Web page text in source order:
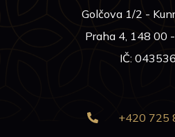
Golčova 1/2 -
Praha 4, 148 00
IČ:
+420 725